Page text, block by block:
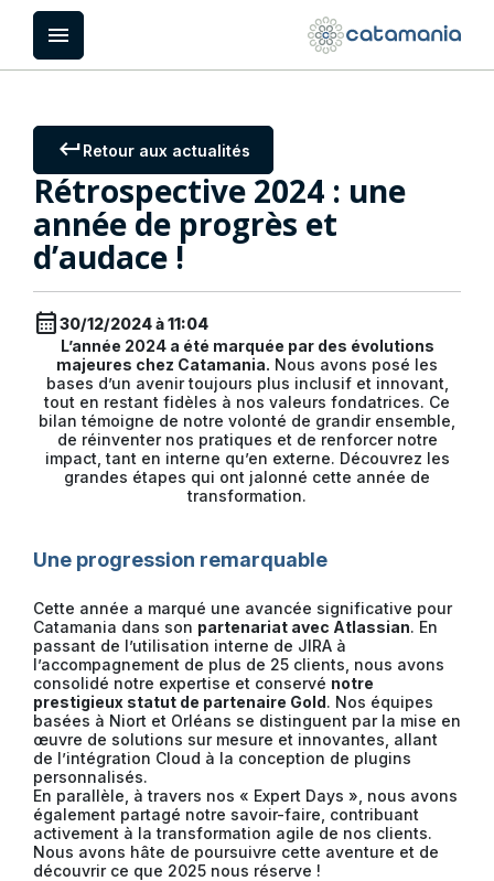
Panneau de gestion des cookies
menu
keyboard_returnRetour aux actualités
Rétrospective 2024 : une
année de progrès et
d’audace !
calendar_month30/12/2024 à 11:04
L’année 2024 a été marquée par des évolutions
majeures chez Catamania. Nous avons posé les
bases d’un avenir toujours plus inclusif et innovant,
tout en restant fidèles à nos valeurs fondatrices. Ce
bilan témoigne de notre volonté de grandir ensemble,
de réinventer nos pratiques et de renforcer notre
impact, tant en interne qu’en externe. Découvrez les
grandes étapes qui ont jalonné cette année de
transformation.
Une progression remarquable
Cette année a marqué une avancée significative pour
Catamania dans son partenariat avec Atlassian. En
passant de l’utilisation interne de JIRA à
l’accompagnement de plus de 25 clients, nous avons
consolidé notre expertise et conservé notre
prestigieux statut de partenaire Gold. Nos équipes
basées à Niort et Orléans se distinguent par la mise en
œuvre de solutions sur mesure et innovantes, allant
de l’intégration Cloud à la conception de plugins
personnalisés.
En parallèle, à travers nos « Expert Days », nous avons
également partagé notre savoir-faire, contribuant
activement à la transformation agile de nos clients.
Nous avons hâte de poursuivre cette aventure et de
découvrir ce que 2025 nous réserve !